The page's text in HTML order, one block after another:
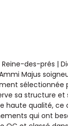
Reine-des-prés |
Majus
sélectionnée
sa structure et
haute qualité, ce
qui ont